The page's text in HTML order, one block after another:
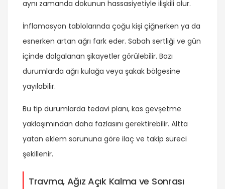
aynı zamanda dokunun hassasiyetiyle ilişkili olur.
İnflamasyon tablolarında çoğu kişi çiğnerken ya da
esnerken artan ağrı fark eder. Sabah sertliği ve gün
içinde dalgalanan şikayetler görülebilir. Bazı
durumlarda ağrı kulağa veya şakak bölgesine
yayılabilir.
Bu tip durumlarda tedavi planı, kas gevşetme
yaklaşımından daha fazlasını gerektirebilir. Altta
yatan eklem sorununa göre ilaç ve takip süreci
şekillenir.
Travma, Ağız Açık Kalma ve Sonrası